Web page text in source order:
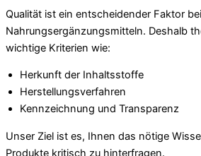
Qualität ist ein entscheidender Faktor bei
Nahrungsergänzungsmitteln. Deshalb
wichtige Kriterien wie:
Herkunft der Inhaltsstoffe
Herstellungsverfahren
Kennzeichnung und Transparenz
Unser Ziel ist es, Ihnen das nötige
Produkte kritisch zu hinterfragen.